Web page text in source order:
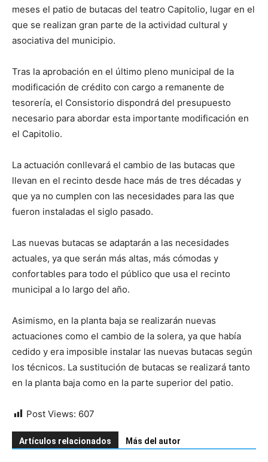
meses el patio de butacas del teatro Capitolio, lugar en el
que se realizan gran parte de la actividad cultural y
asociativa del municipio.
Tras la aprobación en el último pleno municipal de la
modificación de crédito con cargo a remanente de
tesorería, el Consistorio dispondrá del presupuesto
necesario para abordar esta importante modificación en
el Capitolio.
La actuación conllevará el cambio de las butacas que
llevan en el recinto desde hace más de tres décadas y
que ya no cumplen con las necesidades para las que
fueron instaladas el siglo pasado.
Las nuevas butacas se adaptarán a las necesidades
actuales, ya que serán más altas, más cómodas y
confortables para todo el público que usa el recinto
municipal a lo largo del año.
Asimismo, en la planta baja se realizarán nuevas
actuaciones como el cambio de la solera, ya que había
cedido y era imposible instalar las nuevas butacas según
los técnicos. La sustitución de butacas se realizará tanto
en la planta baja como en la parte superior del patio.
Post Views: 607
Artículos relacionados Más del autor